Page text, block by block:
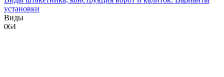
установки
Виды
064